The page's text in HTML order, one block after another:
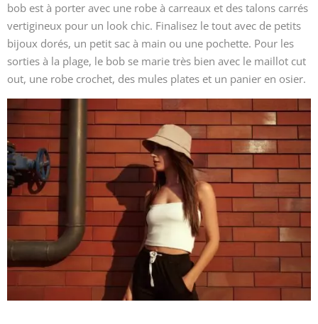
bob est à porter avec une robe à carreaux et des talons carrés
vertigineux pour un look chic. Finalisez le tout avec de petits
bijoux dorés, un petit sac à main ou une pochette. Pour les
sorties à la plage, le bob se marie très bien avec le maillot cut
out, une robe crochet, des mules plates et un panier en osier.